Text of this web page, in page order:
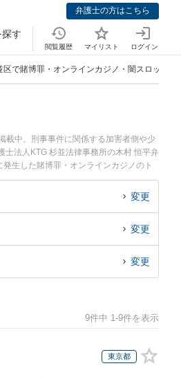
弁護士の方はこちら
す
閲覧履歴 マイリスト ログイン
区で賭博罪・オンラインカジノ・闇スロット犯
載中。刑事事件に関係する加害者側や少
法人KTG 杉並法律事務所の木村 恒平弁
生した賭博罪・オンラインカジノのト
無料で賭博罪・オンラインカジノを法律
変更
変更
変更
9件中 1-9件を表示
東京都